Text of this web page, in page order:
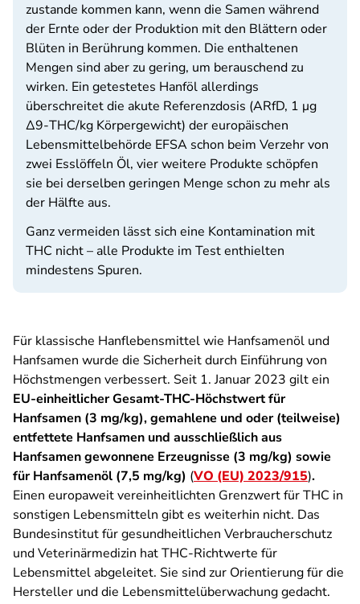
zustande kommen kann, wenn die Samen während
der Ernte oder der Produktion mit den Blättern oder
Blüten in Berührung kommen. Die enthaltenen
Mengen sind aber zu gering, um berauschend zu
wirken. Ein getestetes Hanföl allerdings
überschreitet die akute Referenzdosis (ARfD, 1 μg
Δ9-THC/kg Körpergewicht) der europäischen
Lebensmittelbehörde EFSA schon beim Verzehr von
zwei Esslöffeln Öl, vier weitere Produkte schöpfen
sie bei derselben geringen Menge schon zu mehr als
der Hälfte aus.
Ganz vermeiden lässt sich eine Kontamination mit
THC nicht – alle Produkte im Test enthielten
mindestens Spuren.
Für klassische Hanflebensmittel wie Hanfsamenöl und
Hanfsamen wurde die Sicherheit durch Einführung von
Höchstmengen verbessert. Seit 1. Januar 2023 gilt ein
EU-einheitlicher Gesamt-THC-Höchstwert für
Hanfsamen (3 mg/kg), gemahlene und oder (teilweise)
entfettete Hanfsamen und ausschließlich aus
Hanfsamen gewonnene Erzeugnisse (3 mg/kg) sowie
für Hanfsamenöl (7,5 mg/kg) (VO (EU) 2023/915).
Einen europaweit vereinheitlichten Grenzwert für THC in
sonstigen Lebensmitteln gibt es weiterhin nicht. Das
Bundesinstitut für gesundheitlichen Verbraucherschutz
und Veterinärmedizin hat THC-Richtwerte für
Lebensmittel abgeleitet. Sie sind zur Orientierung für die
Hersteller und die Lebensmittelüberwachung gedacht.